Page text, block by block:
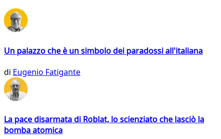
Un palazzo che è un simbolo dei paradossi all'italiana
di Eugenio Fatigante
La pace disarmata di Roblat, lo scienziato che lasciò la
bomba atomica